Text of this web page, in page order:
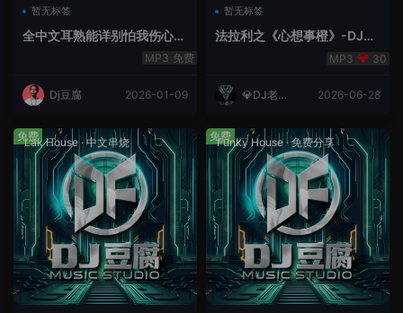
暂无标签
全中文耳熟能详别怕我伤心
爱的代价lakHouse专辑v59R
免费
Dj豆腐 2026-01-09
暂无标签
法拉利之《心想事橙》-DJ老
30
💎DJ老王
2026-06-28
Lak House · 中文串烧
免费 Funky House ·免费分享
免费